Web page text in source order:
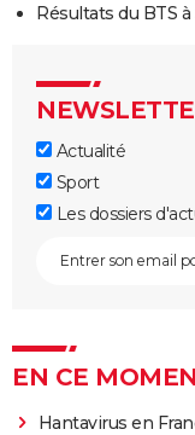
Résultats du BTS
Actualité
Sport
Les dossiers
EN CE
Hantavirus en